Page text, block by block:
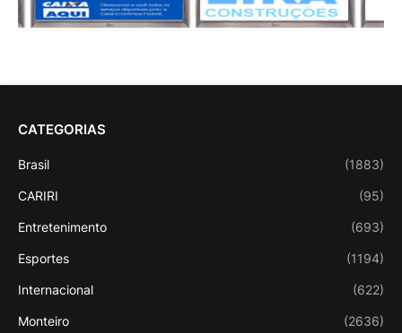
CATEGORIAS
Brasil (1883)
CARIRI (95)
Entretenimento (693)
Esportes (1194)
Internacional (622)
Monteiro (2636)